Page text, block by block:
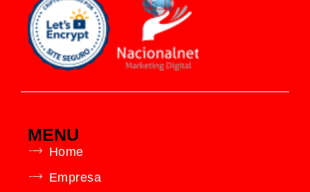
MENU
Home
Empresa